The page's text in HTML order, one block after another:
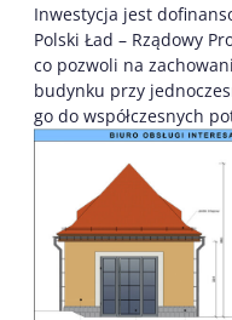
Inwestycja jest
Polski Ład – Rządowy
co pozwoli na
budynku przy
go do współczesnych